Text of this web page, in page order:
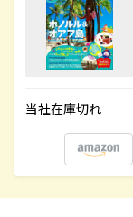
当社在庫切れ